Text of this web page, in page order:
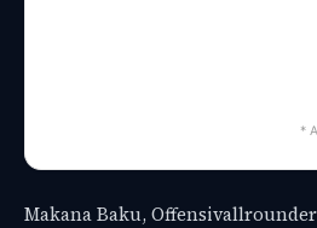
*
Makana Baku,